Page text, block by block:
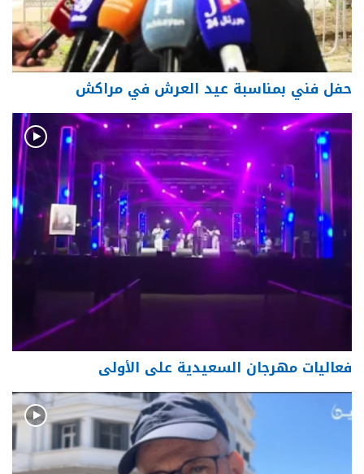
حفل فني بمناسبة عيد العرش في مراكش
فعاليات مهرجان السعيدية على الأولى